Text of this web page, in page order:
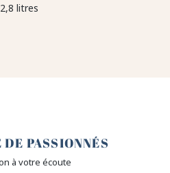
litres
DE PASSIONNÉS
à votre écoute